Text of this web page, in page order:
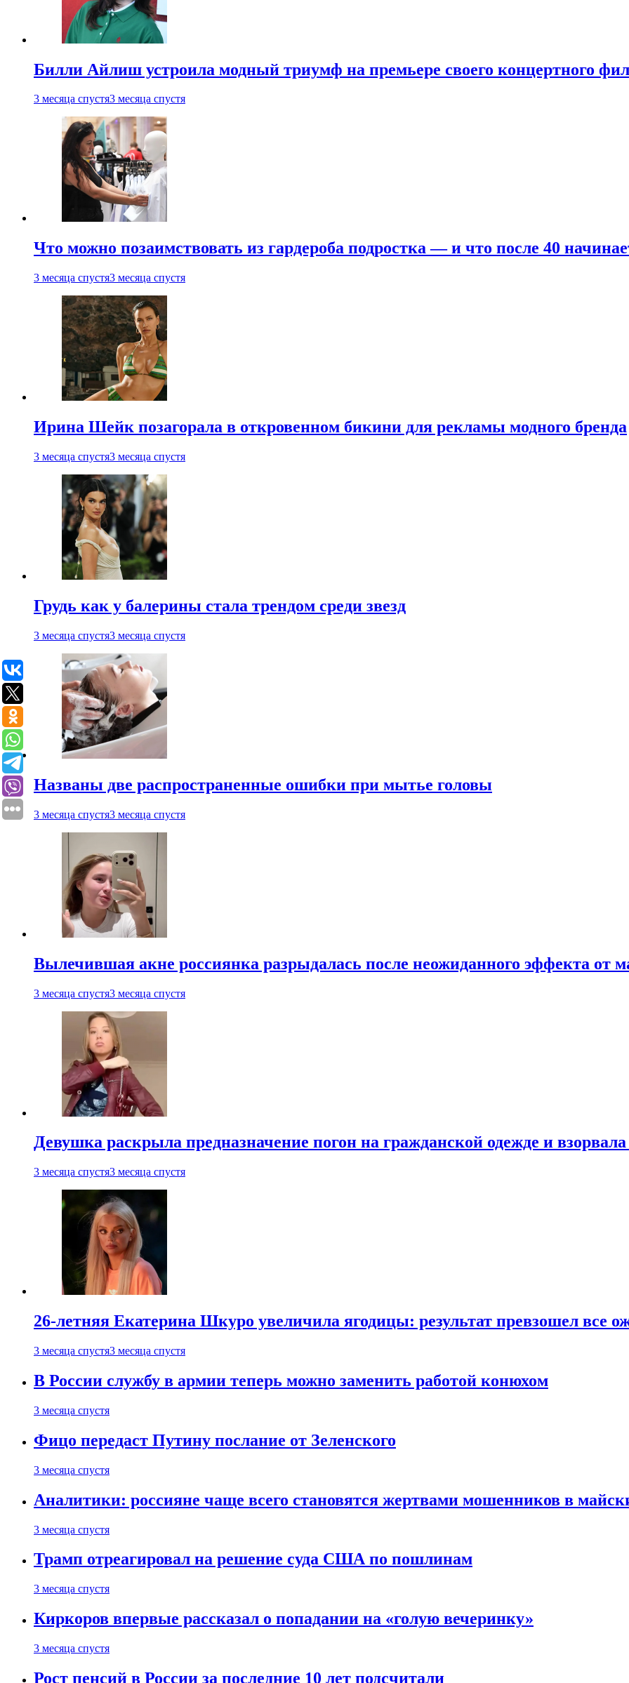
Билли Айлиш устроила модный триумф на премьере своего концертного
3 месяца спустя3 месяца спустя
Что можно позаимствовать из гардероба подростка — и что после 40
3 месяца спустя3 месяца спустя
Ирина Шейк позагорала в откровенном бикини для рекламы модного бренда
3 месяца спустя3 месяца спустя
Грудь как у балерины стала трендом среди звезд
3 месяца спустя3 месяца спустя
Названы две распространенные ошибки при мытье головы
3 месяца спустя3 месяца спустя
Вылечившая акне россиянка разрыдалась после неожиданного эффекта от
3 месяца спустя3 месяца спустя
Девушка раскрыла предназначение погон на гражданской одежде и взорвала
3 месяца спустя3 месяца спустя
26-летняя Екатерина Шкуро увеличила ягодицы: результат превзошел все
3 месяца спустя3 месяца спустя
В России службу в армии теперь можно заменить работой конюхом
3 месяца спустя
Фицо передаст Путину послание от Зеленского
3 месяца спустя
Аналитики: россияне чаще всего становятся жертвами мошенников в
3 месяца спустя
Трамп отреагировал на решение суда США по пошлинам
3 месяца спустя
Киркоров впервые рассказал о попадании на «голую вечеринку»
3 месяца спустя
Рост пенсий в России за последние 10 лет подсчитали